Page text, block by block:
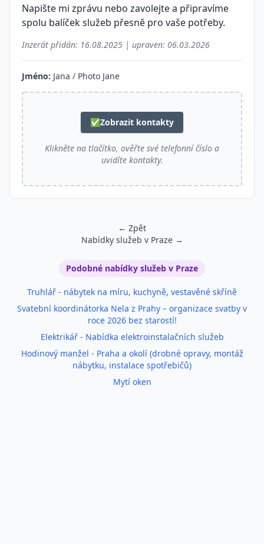
Napište mi zprávu nebo zavolejte a připravíme
spolu balíček služeb přesně pro vaše potřeby.
Inzerát přidán: 16.08.2025 | upraven: 06.03.2026
Jméno: Jana / Photo Jane
✅Zobrazit kontakty
Klikněte na tlačítko, ověřte své telefonní číslo a
uvidíte kontakty.
← Zpět
Nabídky služeb v Praze →
Podobné inzerátyPodobné nabídky služeb v Praze
Truhlář - nábytek na míru, kuchyně, vestavěné skříně
Svatební koordinátorka Nela z Prahy – organizace svatby v
roce 2026 bez starostí!
Elektrikář - Nabídka elektroinstalačních služeb
Hodinový manžel - Praha a okolí (drobné opravy, montáž
nábytku, instalace spotřebičů)
Mytí oken